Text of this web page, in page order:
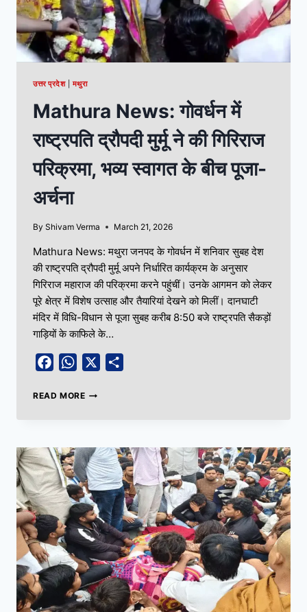
उत्तर प्रदेश|मथुरा
Mathura News: गोवर्धन में
राष्ट्रपति द्रौपदी मुर्मू ने की गिरिराज
परिक्रमा, भव्य स्वागत के बीच पूजा-
अर्चना
By Shivam Verma March 21, 2026
Mathura News: मथुरा जनपद के गोवर्धन में शनिवार सुबह देश
की राष्ट्रपति द्रौपदी मुर्मू अपने निर्धारित कार्यक्रम के अनुसार
गिरिराज महाराज की परिक्रमा करने पहुंचीं। उनके आगमन को लेकर
पूरे क्षेत्र में विशेष उत्साह और तैयारियां देखने को मिलीं। दानघाटी
मंदिर में विधि-विधान से पूजा सुबह करीब 8:50 बजे राष्ट्रपति सैकड़ों
गाड़ियों के काफिले के…
FacebookWhatsApp
READ MORE